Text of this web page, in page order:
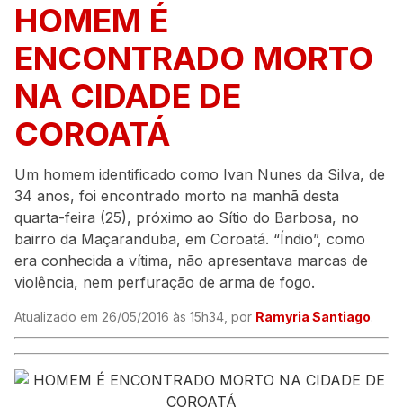
HOMEM É
ENCONTRADO MORTO
NA CIDADE DE
COROATÁ
Um homem identificado como Ivan Nunes da Silva, de
34 anos, foi encontrado morto na manhã desta
quarta-feira (25), próximo ao Sítio do Barbosa, no
bairro da Maçaranduba, em Coroatá. “Índio”, como
era conhecida a vítima, não apresentava marcas de
violência, nem perfuração de arma de fogo.
Atualizado em 26/05/2016 às 15h34, por Ramyria Santiago.